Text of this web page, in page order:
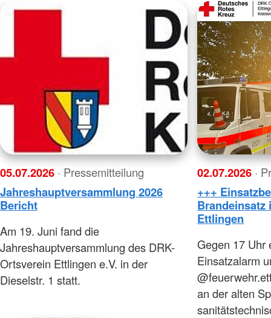
05.07.2026 · Pressemitteilung
Jahreshauptversammlung 2026
Bericht
Am 19. Juni fand die
Jahreshauptversammlung des DRK-
Ortsverein Ettlingen e.V. in der
Dieselstr. 1 statt.
02.07.2026 ·
+++
Brandeinsatz
Ettlingen
Gegen 17 Uhr
Einsatzalarm
an der alten